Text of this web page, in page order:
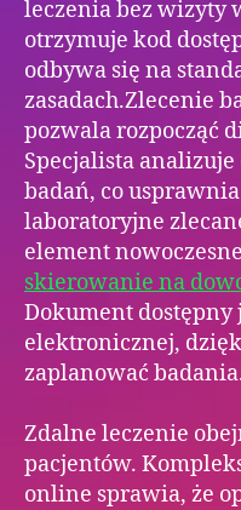
leczenia bez wizyty
otrzymuje kod
odbywa się na
zasadach.Zlecenie
pozwala rozpocząć
Specjalista
badań, co
laboratoryjne
element
skierowanie na
Dokument dostępny
elektronicznej,
zaplanować
Zdalne leczenie
pacjentów.
online sprawia, że